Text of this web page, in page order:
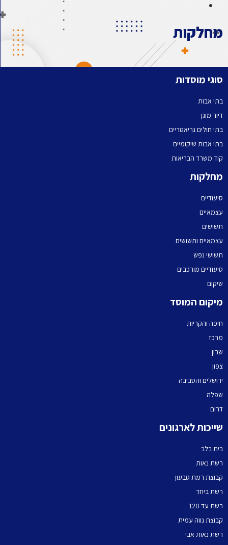
מחלקות
סוגי מוסדות
בתי אבות
דיור מוגן
בתי חולים גריאטריים
בתי אבות שיקומיים
קוד משרד הבריאות
מחלקות
סיעודיים
עצמאיים
תשושים
עצמאיים ותשושים
תשושי נפש
סיעודיים מורכבים
שיקום
מיקום המוסד
חיפה והקריות
מרכז
שרון
צפון
ירושלים והסביבה
שפלה
דרום
שייכות לארגונים
בית בלב
רשת נאות
קבוצת רמת טבעון
רשת ביחד
רשת עד 120
קבוצת נווה עמית
רשת נאות אבי